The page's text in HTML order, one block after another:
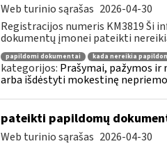
Web turinio sąrašas 2026-04-30
Registracijos numeris KM3819 Ši
dokumentų įmonei pateikti
papildomi dokumentai kada nereikia
kategorijos: Prašymai, pažymos ir
arba išdėstyti mokestinę
pateikti papildomų
Web turinio sąrašas 2026-04-30